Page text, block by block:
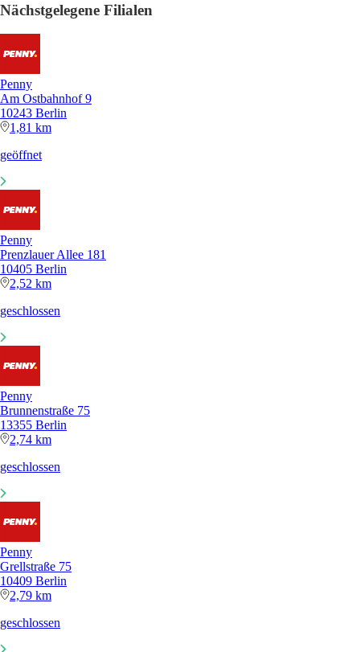
Nächstgelegene Filialen
Penny
Am Ostbahnhof 9
10243 Berlin
1,81 km
geöffnet
Penny
Prenzlauer Allee 181
10405 Berlin
2,52 km
geschlossen
Penny
Brunnenstraße 75
13355 Berlin
2,74 km
geschlossen
Penny
Grellstraße 75
10409 Berlin
2,79 km
geschlossen